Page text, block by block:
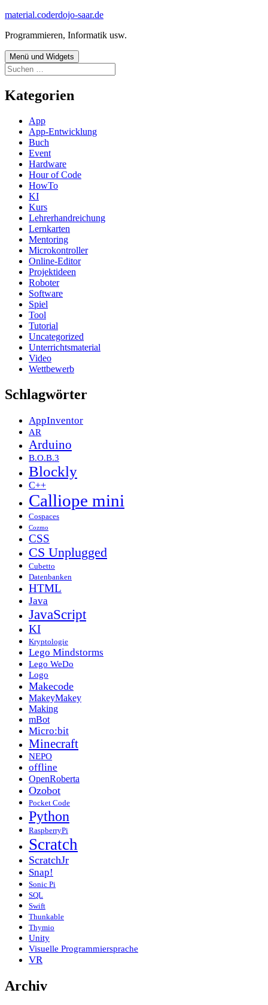
Zum
springen
material.coderdojo-saar.de
Programmieren, Informatik usw.
Menü und Widgets
Suchen
nach:
Kategorien
App
App-Entwicklung
Buch
Event
Hardware
Hour of Code
HowTo
KI
Kurs
Lehrerhandreichung
Lernkarten
Mentoring
Microkontroller
Online-Editor
Projektideen
Roboter
Software
Spiel
Tool
Tutorial
Uncategorized
Unterrichtsmaterial
Video
Wettbewerb
Schlagwörter
AppInventor
AR
Arduino
B.O.B.3
Blockly
C++
Calliope mini
Cospaces
Cozmo
CSS
CS Unplugged
Cubetto
Datenbanken
HTML
Java
JavaScript
KI
Kryptologie
Lego Mindstorms
Lego WeDo
Logo
Makecode
MakeyMakey
Making
mBot
Micro:bit
Minecraft
NEPO
offline
OpenRoberta
Ozobot
Pocket Code
Python
RaspberryPi
Scratch
ScratchJr
Snap!
Sonic Pi
SQL
Swift
Thunkable
Thymio
Unity
Visuelle Programmiersprache
VR
Archiv